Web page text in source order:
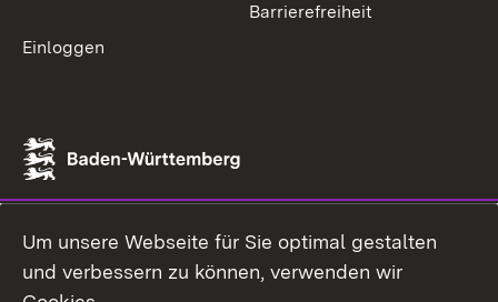
Barrierefreiheit
Einloggen
Um unsere Webseite für Sie optimal gestalten
und verbessern zu können, verwenden wir